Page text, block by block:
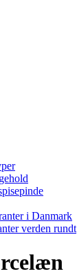
i Danmark
verden rundt